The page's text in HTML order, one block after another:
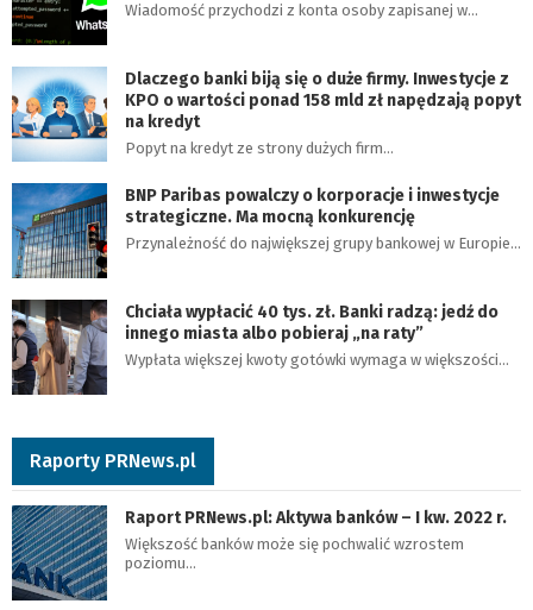
Wiadomość przychodzi z konta osoby zapisanej w…
Dlaczego banki biją się o duże firmy. Inwestycje z
KPO o wartości ponad 158 mld zł napędzają popyt
na kredyt
Popyt na kredyt ze strony dużych firm…
BNP Paribas powalczy o korporacje i inwestycje
strategiczne. Ma mocną konkurencję
Przynależność do największej grupy bankowej w Europie…
Chciała wypłacić 40 tys. zł. Banki radzą: jedź do
innego miasta albo pobieraj „na raty”
Wypłata większej kwoty gotówki wymaga w większości…
Raporty PRNews.pl
Raport PRNews.pl: Aktywa banków – I kw. 2022 r.
Większość banków może się pochwalić wzrostem
poziomu…